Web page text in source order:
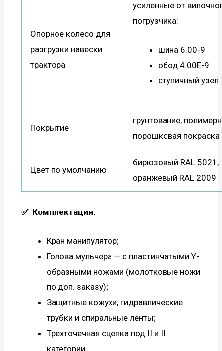
Опорное колесо для
разгрузки навески
трактора
усиленные от
погрузчика:
шина 6.00-9
обод 4.00Е-9
ступичный узел
Покрытие
грунтование,
порошковая покраска
Цвет по умолчанию
бирюзовый RAL 5021,
оранжевый RAL 2009
✅ Комплектация:
Кран манипулятор;
Голова мульчера — с пластинчатыми Y-
образными ножами (молотковые ножи
по доп. заказу);
Защитные кожухи, гидравлические
трубки и спиральные ленты;
Трехточечная сцепка под II и III
категории.